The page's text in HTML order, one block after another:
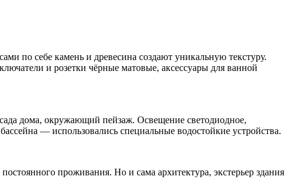
по себе камень и древесина создают уникальную текстуру.
и розетки чёрные матовые, аксессуары для ванной
дома, окружающий пейзаж. Освещение светодиодное,
— использовались специальные водостойкие устройства.
проживания. Но и сама архитектура, экстерьер здания